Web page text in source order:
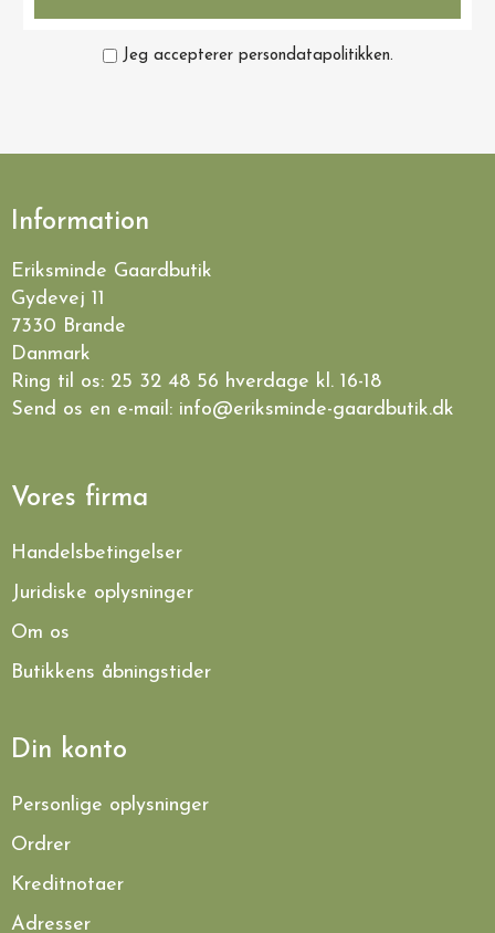
Jeg accepterer persondatapolitikken.
Information
Eriksminde Gaardbutik
Gydevej 11
7330 Brande
Danmark
Ring til os: 25 32 48 56 hverdage kl. 16-18
Send os en e-mail: info@eriksminde-gaardbutik.dk
Vores firma
Handelsbetingelser
Juridiske oplysninger
Om os
Butikkens åbningstider
Din konto
Personlige oplysninger
Ordrer
Kreditnotaer
Adresser